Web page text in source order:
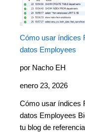
Cómo usar índices
datos Employees
por Nacho EH
enero 23, 2026
Cómo usar índices
datos Employees
tu blog de